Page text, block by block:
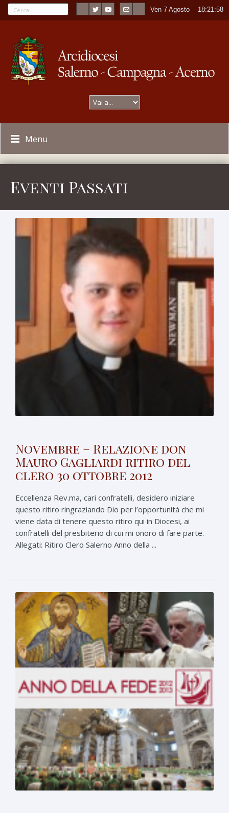
Ven 7 Agosto 18:21:59
Menu
Eventi Passati
Novembre – Relazione don
Mauro Gagliardi ritiro del
clero 30 ottobre 2012
Eccellenza Rev.ma, cari confratelli, desidero iniziare
questo ritiro ringraziando Dio per l’opportunità che mi
viene data di tenere questo ritiro qui in Diocesi, ai
confratelli del presbiterio di cui mi onoro di fare parte.
Allegati: Ritiro Clero Salerno Anno della ...